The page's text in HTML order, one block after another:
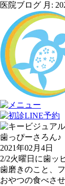
医院ブログ 月:
歯っぴーさろん♪
2021年02月4日
2/2火曜日に歯ッ
歯磨きのこと、
おやつの食べさ